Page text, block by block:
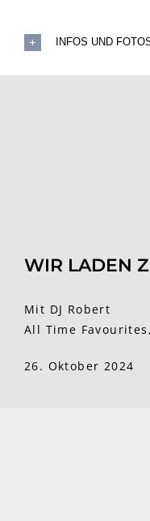
INFOS UND
WIR LADEN
Mit DJ Robert
All Time
26. Oktober 2024